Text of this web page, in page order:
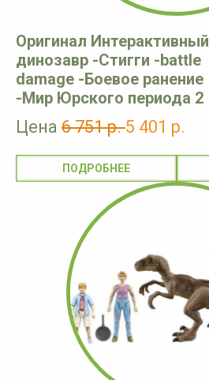
Оригинал Интерактивный
динозавр -Стигги -battle
damage -Боевое ранение
-Мир Юрского периода 2
Цена 6 751 р.5 401 р.
ПОДРОБНЕЕ